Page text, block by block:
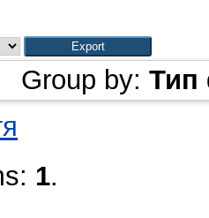
Group by: Тип
1.